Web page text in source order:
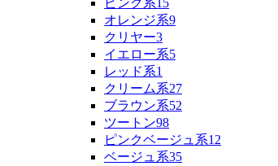
ピンク系15
オレンジ系9
クリヤー3
イエロー系5
レッド系1
クリーム系27
ブラウン系52
ツートン98
ピンクベージュ系12
ベージュ系35